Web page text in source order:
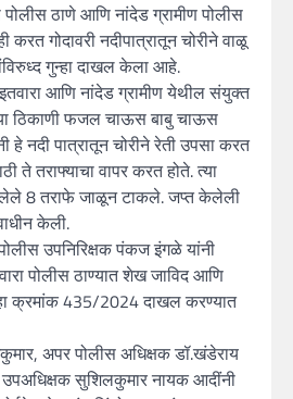
पोलीस ठाणे आणि नांदेड ग्रामीण पोलीस
करत गोदावरी नदीपात्रातून चोरीने वाळू
गुन्हा दाखल केला आहे.
इतवारा आणि नांदेड ग्रामीण येथील संयुक्त
ठिकाणी फजल चाऊस बाबु चाऊस
नदी पात्रातून चोरीने रेती उपसा करत
ते तराफ्याचा वापर करत होते. त्या
8 तराफे जाळून टाकले. जप्त केलेली
केली.
उपनिरिक्षक पंकज इंगळे यांनी
पोलीस ठाण्यात शेख जाविद आणि
क्रमांक 435/2024 दाखल करण्यात
अपर पोलीस अधिक्षक डॉ.खंडेराय
सुशिलकुमार नायक आदींनी